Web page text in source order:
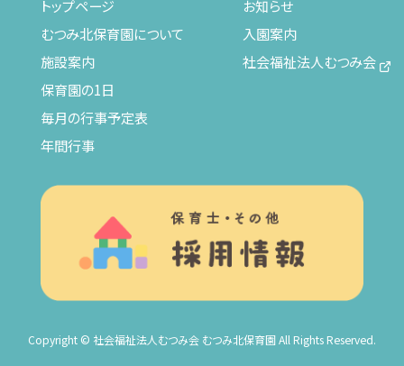
トップページ
むつみ北保育園について
施設案内
保育園の1日
毎月の行事予定表
年間行事
お知らせ
入園案内
社会福祉法人むつみ会
Copyright © 社会福祉法人むつみ会 むつみ北保育園 All Rights Reserved.